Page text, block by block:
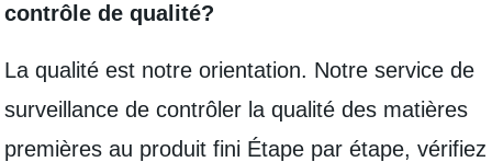
contrôle de qualité?
La qualité est notre orientation. Notre service de
surveillance de contrôler la qualité des matières
premières au produit fini Étape par étape, vérifiez